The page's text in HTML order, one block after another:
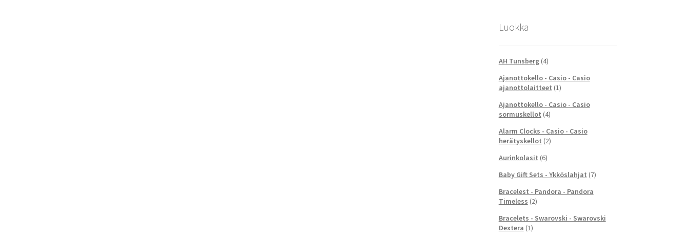
Luokka
AH Tunsberg (4)
Ajanottokello - Casio - Casio
ajanottolaitteet (1)
Ajanottokello - Casio - Casio
sormuskellot (4)
Alarm Clocks - Casio - Casio
herätyskellot (2)
Aurinkolasit (6)
Baby Gift Sets - Ykköslahjat (7)
Bracelest - Pandora - Pandora
Timeless (2)
Bracelets - Swarovski - Swarovski
Dextera (1)